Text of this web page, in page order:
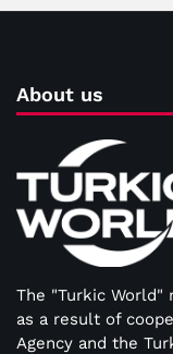
About us
The "Turkic World"
as a result of
Agency and the